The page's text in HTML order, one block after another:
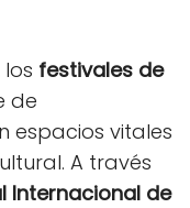
festivales de
de
espacios vitales
A través
Internacional de